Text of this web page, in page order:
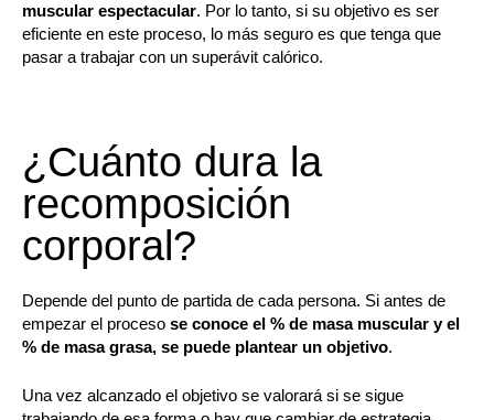
muscular espectacular. Por lo tanto, si su objetivo es ser
eficiente en este proceso, lo más seguro es que tenga que
pasar a trabajar con un superávit calórico.
¿Cuánto dura la
recomposición
corporal?
Depende del punto de partida de cada persona. Si antes de
empezar el proceso se conoce el % de masa muscular y el
% de masa grasa, se puede plantear un objetivo.
Una vez alcanzado el objetivo se valorará si se sigue